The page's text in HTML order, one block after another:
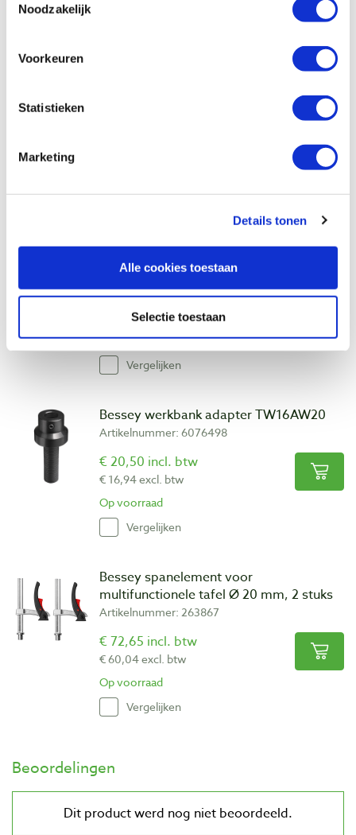
Noodzakelijk
Voorkeuren
Statistieken
Marketing
Details tonen
Alle cookies toestaan
Selectie toestaan
Bekijk ook
Bessey werkbank adapter TW16AW19
Artikelnummer: 5392122
€ 18,80 incl. btw
€ 15,54 excl. btw
Op voorraad
Vergelijken
Bessey werkbank adapter TW16AW20
Artikelnummer: 6076498
€ 20,50 incl. btw
€ 16,94 excl. btw
Op voorraad
Vergelijken
Bessey spanelement voor
multifunctionele tafel Ø 20 mm, 2 stuks
Artikelnummer: 263867
€ 72,65 incl. btw
€ 60,04 excl. btw
Op voorraad
Vergelijken
Beoordelingen